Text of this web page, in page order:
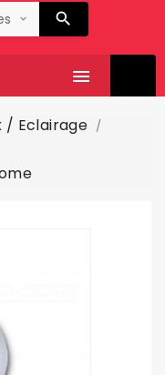

/ Eclairage